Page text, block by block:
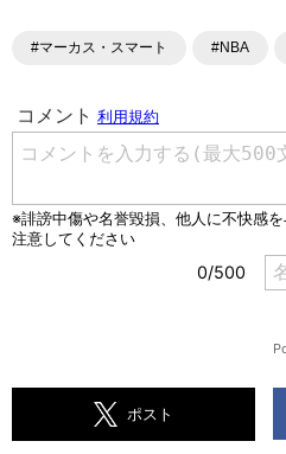
#マーカス・スマート #NBA
ポスト